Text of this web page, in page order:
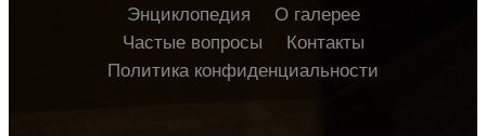
Энциклопедия
О галерее
Частые вопросы
Контакты
Политика конфиденциальности